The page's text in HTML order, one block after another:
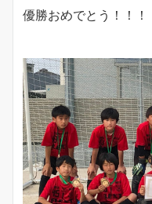
優勝おめでとう！！！